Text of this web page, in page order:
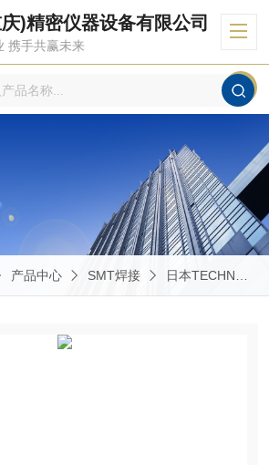
)精密仪器设备有限公司
携手共赢未来
产品中心 SMT焊接 日本TECHNO 特古罗